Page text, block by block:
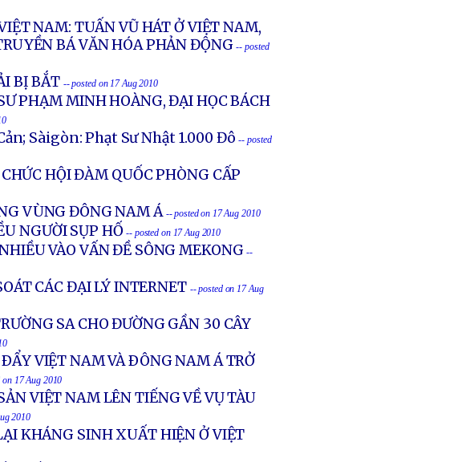
NAM: TUẤN VŨ HÁT Ở VIỆT NAM,
BÁ VĂN HÓA PHẢN ĐỘNG -- posted
BỊ BẮT -- posted on 17 Aug 2010
PHẠM MINH HOÀNG, ĐẠI HỌC BÁCH
Sàigòn: Phạt Sư Nhật 1.000 Đô -- posted
HỘI ĐÀM QUỐC PHÒNG CẤP
VÙNG ĐÔNG NAM Á -- posted on 17 Aug 2010
NGƯỜI SỤP HỐ-- posted on 17 Aug 2010
VÀO VẤN ĐỀ SÔNG MEKONG --
CÁC ĐẠI LÝ INTERNET -- posted on 17 Aug
SA CHO ĐƯỜNG GẦN 30 CÂY
VIỆT NAM VÀ ÐÔNG NAM Á TRỞ
on 17 Aug 2010
VIỆT NAM LÊN TIẾNG VỀ VỤ TÀU
2010
KHÁNG SINH XUẤT HIỆN Ở VIỆT